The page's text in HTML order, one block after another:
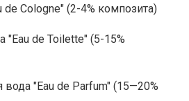
de Cologne" (2-4% композита)
"Eau de Toilette" (5-15%
"Eau de Parfum" (15—20%